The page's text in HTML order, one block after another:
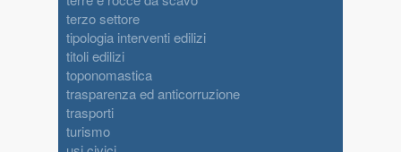
terzo settore
tipologia interventi edilizi
titoli edilizi
toponomastica
trasparenza ed anticorruzione
trasporti
turismo